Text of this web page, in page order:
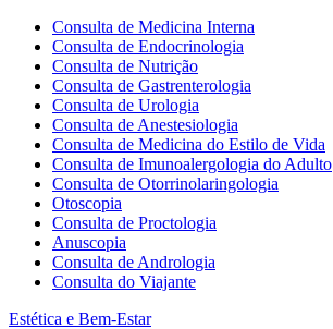
Consulta de Medicina Interna
Consulta de Endocrinologia
Consulta de Nutrição
Consulta de Gastrenterologia
Consulta de Urologia
Consulta de Anestesiologia
Consulta de Medicina do Estilo de Vida
Consulta de Imunoalergologia do Adulto
Consulta de Otorrinolaringologia
Otoscopia
Consulta de Proctologia
Anuscopia
Consulta de Andrologia
Consulta do Viajante
Estética e Bem-Estar